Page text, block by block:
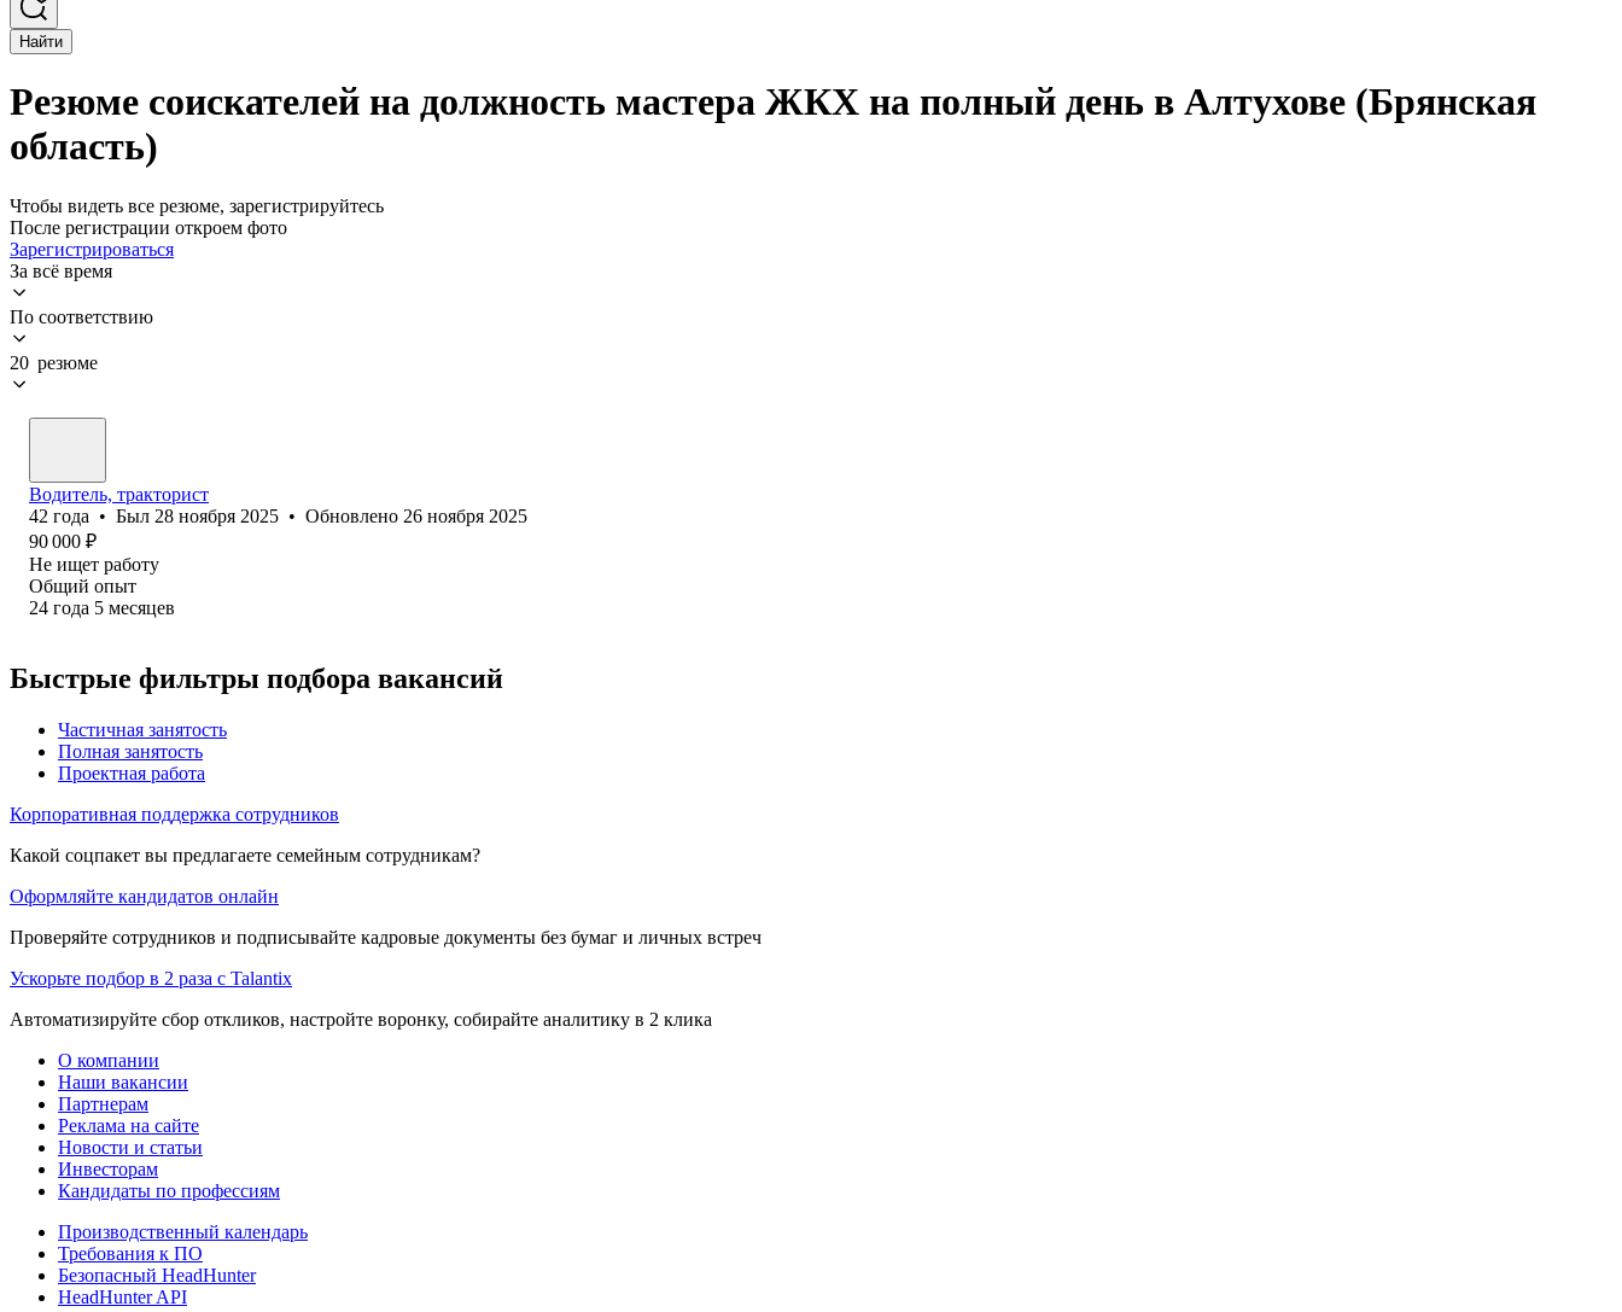
Найти
Резюме соискателей на должность мастера ЖКХ на полный день в Алтухове (Брянская
область)
Чтобы видеть все резюме, зарегистрируйтесь
После регистрации откроем фото
Зарегистрироваться
За всё время
По соответствию
20 резюме
Водитель, тракторист
42 года • Был 28 ноября 2025 • Обновлено 26 ноября 2025
90 000 ₽
Не ищет работу
Общий опыт
24 года 5 месяцев
Быстрые фильтры подбора вакансий
Частичная занятость
Полная занятость
Проектная работа
Корпоративная поддержка сотрудников
Какой соцпакет вы предлагаете семейным сотрудникам?
Оформляйте кандидатов онлайн
Проверяйте сотрудников и подписывайте кадровые документы без бумаг и личных встреч
Ускорьте подбор в 2 раза с Talantix
Автоматизируйте сбор откликов, настройте воронку, собирайте аналитику в 2 клика
О компании
Наши вакансии
Партнерам
Реклама на сайте
Новости и статьи
Инвесторам
Кандидаты по профессиям
Производственный календарь
Требования к ПО
Безопасный HeadHunter
HeadHunter API